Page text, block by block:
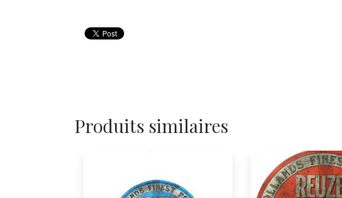
Produits similaires